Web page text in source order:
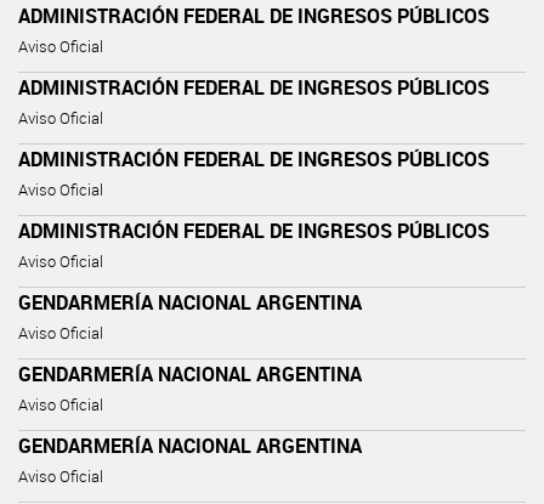
ADMINISTRACIÓN FEDERAL DE INGRESOS PÚBLICOS
Aviso Oficial
ADMINISTRACIÓN FEDERAL DE INGRESOS PÚBLICOS
Aviso Oficial
ADMINISTRACIÓN FEDERAL DE INGRESOS PÚBLICOS
Aviso Oficial
ADMINISTRACIÓN FEDERAL DE INGRESOS PÚBLICOS
Aviso Oficial
GENDARMERÍA NACIONAL ARGENTINA
Aviso Oficial
GENDARMERÍA NACIONAL ARGENTINA
Aviso Oficial
GENDARMERÍA NACIONAL ARGENTINA
Aviso Oficial